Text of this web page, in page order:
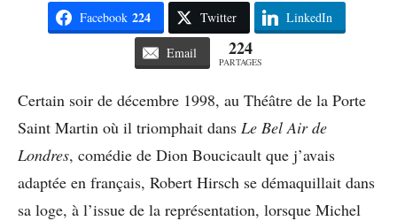
Facebook 224 Twitter LinkedIn
Email 224
PARTAGES
Certain soir de décembre 1998, au Théâtre de la Porte
Saint Martin où il triomphait dans Le Bel Air de
Londres, comédie de Dion Boucicault que j’avais
adaptée en français, Robert Hirsch se démaquillait dans
sa loge, à l’issue de la représentation, lorsque Michel